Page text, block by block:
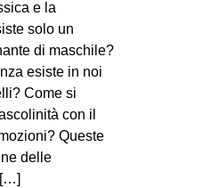
e la
solo un
di maschile?
esiste in noi
Come si
con il
Queste
delle